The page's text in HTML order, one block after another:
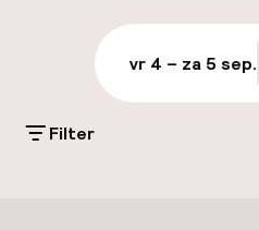
Luchthavenshuttle
Toegankelijkheid
vr 4 – za 5 sep.
Filter